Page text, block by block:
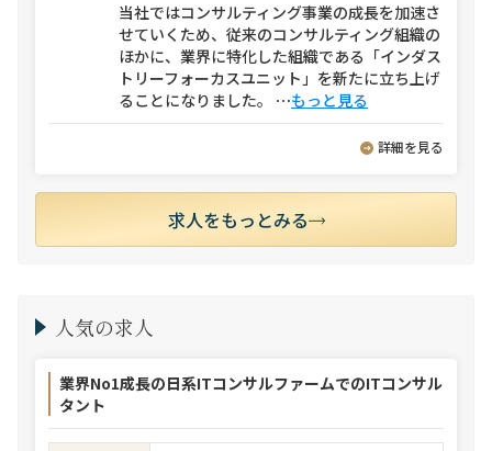
当社ではコンサルティング事業の成長を加速さ
せていくため、従来のコンサルティング組織の
ほかに、業界に特化した組織である「インダス
トリーフォーカスユニット」を新たに立ち上げ
ることになりました。 ⋯もっと見る
詳細を見る
求人をもっとみる
人気の求人
業界No1成長の日系ITコンサルファームでのITコンサル
タント